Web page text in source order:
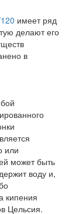
имеет ряд
делают его
в
или
может быть
воду и,
кипения
Цельсия.